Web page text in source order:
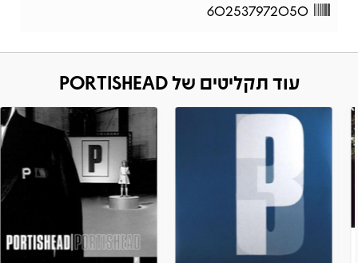
602537972050
עוד תקליטים של PORTISHEAD